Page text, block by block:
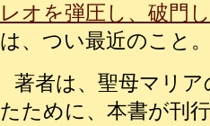
レオを弾圧し、破門
は、つい最近のこと
著者は、聖母マリア
たために、本書が刊